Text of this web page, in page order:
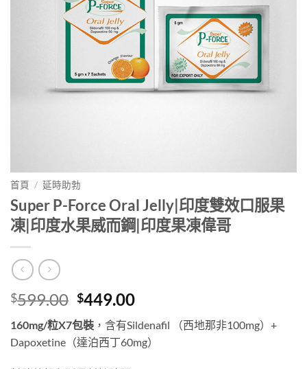
首頁 / 延時助勃
Super P-Force Oral Jelly|印度雙效口服果
凍|印度水果威而鋼|印度果凍偉哥
$599.00 Original
price
was:
$599.00.
$449.00Current
is:
$449.00.
160mg/粒X7包裝 ，含有Sildenafil （西地那非100mg）+
Dapoxetine（達泊西丁60mg）